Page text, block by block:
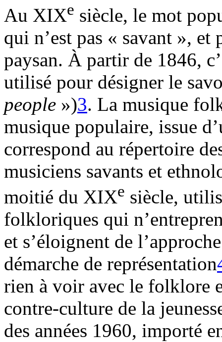
Au XIXe siècle, le mot
qui n’est pas « savant »,
paysan. À partir de 1846,
utilisé pour désigner le
people »)3. La musique
musique populaire, issue
correspond au répertoire
musiciens savants et
moitié du XIXe siècle,
folkloriques qui
et s’éloignent de
démarche de représentation
rien à voir avec le folklore
contre-culture de la
des années 1960, importé